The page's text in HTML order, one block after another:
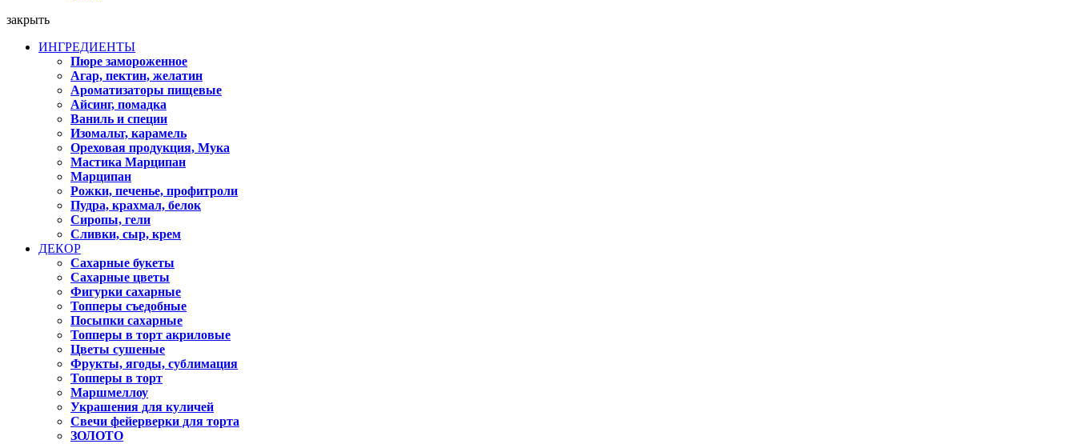
закрыть
ИНГРЕДИЕНТЫ
Пюре замороженное
Агар, пектин, желатин
Ароматизаторы пищевые
Айсинг, помадка
Ваниль и специи
Изомальт, карамель
Ореховая продукция, Мука
Мастика Марципан
Марципан
Рожки, печенье, профитроли
Пудра, крахмал, белок
Сиропы, гели
Сливки, сыр, крем
ДЕКОР
Сахарные букеты
Сахарные цветы
Фигурки сахарные
Топперы съедобные
Посыпки сахарные
Топперы в торт акриловые
Цветы сушеные
Фрукты, ягоды, сублимация
Топперы в торт
Маршмеллоу
Украшения для куличей
Свечи фейерверки для торта
ЗОЛОТО